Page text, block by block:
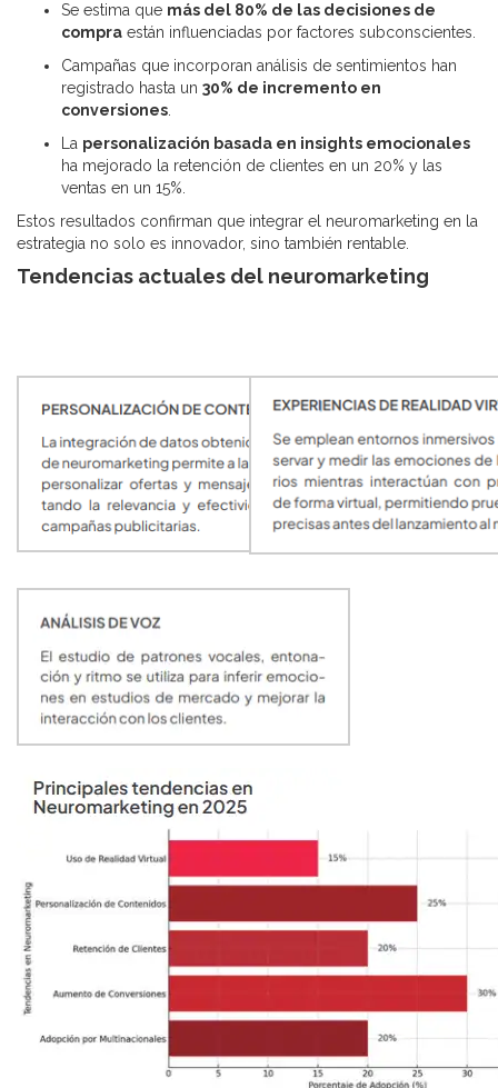
Se estima que más del 80% de las decisiones de
compra están influenciadas por factores subconscientes.
Campañas que incorporan análisis de sentimientos han
registrado hasta un 30% de incremento en
conversiones
La personalización basada en insights emocionales
ha mejorado la retención de clientes en un 20% y las
ventas en un 15%.
Estos resultados confirman que integrar el neuromarketing en la
estrategia no solo es innovador, sino también rentable.
Tendencias actuales del neuromarketing